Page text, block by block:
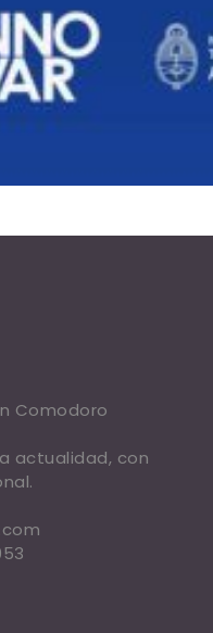
Comodoro
actualidad, con